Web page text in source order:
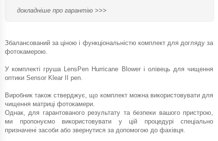
докладніше про гарантію >>>
Збалансований за ціною і функціональністю комплект для догляду за
фотокамерою.
У комплекті груша LensPen Hurricane Blower і олівець для чищення
оптики Sensor Klear II pen.
Виробник також стверджує, що комплект можна використовувати для
чищення матриці фотокамери.
Однак, для гарантованого результату та безпеки вашого пристрою,
ми пропонуємо використовувати у цій процедурі спеціально
призначені засоби або звернутися за допомогою до фахівця.